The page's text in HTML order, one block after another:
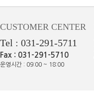
CUSTOMER CENTER
Tel : 031-291-5711
Fax : 031-291-5710
운영시간 : 09:00 ~ 18:00